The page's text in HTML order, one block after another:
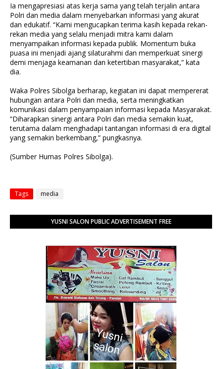
Ia mengapresiasi atas kerja sama yang telah terjalin antara
Polri dan media dalam menyebarkan informasi yang akurat
dan edukatif. “Kami mengucapkan terima kasih kepada rekan-
rekan media yang selalu menjadi mitra kami dalam
menyampaikan informasi kepada publik. Momentum buka
puasa ini menjadi ajang silaturahmi dan memperkuat sinergi
demi menjaga keamanan dan ketertiban masyarakat,” kata
dia.
Waka Polres Sibolga berharap, kegiatan ini dapat mempererat
hubungan antara Polri dan media, serta meningkatkan
komunikasi dalam penyampaian informasi kepada Masyarakat.
“Diharapkan sinergi antara Polri dan media semakin kuat,
terutama dalam menghadapi tantangan informasi di era digital
yang semakin berkembang,” pungkasnya.
(Sumber Humas Polres Sibolga).
Tags media
YUSNI SALON PUBLIC ADVERTISEMENT FREE